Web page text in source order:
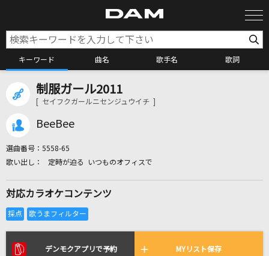
キーワード 曲名 歌手名 歌詞
カラオケ検索
リアルタイムで歌われている曲の一覧
制服ガール2011
[ セイフクガールニセンジュウイチ ]
BeeBee
選曲番号： 5558-65
定時が迫る いつものオフィスで
対応カラオケコンテンツ
デンモクアプリで予約 MYリスト保存